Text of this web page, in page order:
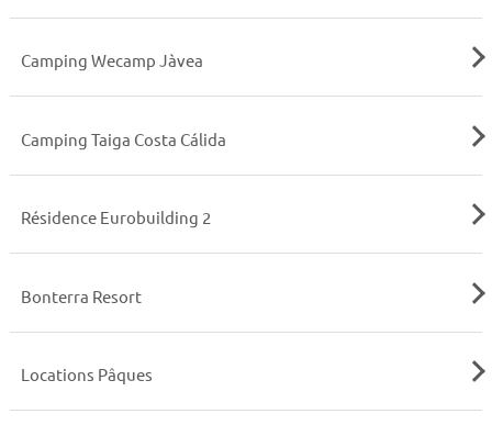
Camping Wecamp Jàvea
Camping Taiga Costa Cálida
Résidence Eurobuilding 2
Bonterra Resort
Locations Pâques